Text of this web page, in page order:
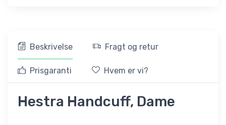
Beskrivelse Fragt og retur
Prisgaranti Hvem er vi?
Hestra Handcuff, Dame